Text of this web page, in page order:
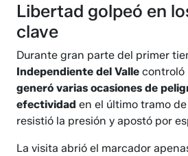
Libertad golpeó en
clave
Durante gran parte del primer
Independiente del Valle controló
generó varias ocasiones de
efectividad en el último tramo
resistió la presión y apostó por
La visita abrió el marcador